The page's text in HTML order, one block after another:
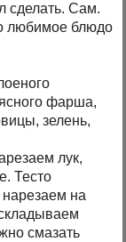
сделать. Сам.
любимое блюдо
фарша,
зелень,
лук,
Тесто
на
смазать